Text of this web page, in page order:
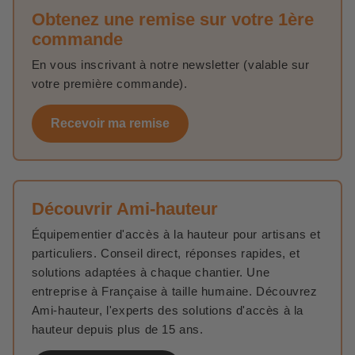
l’accès à un grenier,
l’accès à des combles non aménagés,
l’accès à des zones techniques ou de maintenance,
l’accès à un plancher intermédiaire.
Cette intégration directe dans le plafond limite les travaux
et facilite l’installation, notamment dans des bâtiments
Une alternative fiable à l’échelle escamotable
L’escalier escamotableconstitue une alternative plus
confortable et plus sécurisée qu’une échelle
escamotable. Grâce à ses marches plus larges, son
angle de montée étudié et sa stabilité renforcée, il offre
unemeilleure ergonomiepour les montées et descentes
répétées.
Il permet ainsi :
Obtenez une remise sur votre 1ère
commande
En vous inscrivant à notre newsletter (valable sur
votre première commande).
Recevoir ma remise
Découvrir Ami-hauteur
Équipementier d'accès à la hauteur pour artisans et
particuliers. Conseil direct, réponses rapides, et
solutions adaptées à chaque chantier. Une
entreprise à Française à taille humaine. Découvrez
Ami-hauteur, l'experts des solutions d'accès à la
hauteur depuis plus de 15 ans.